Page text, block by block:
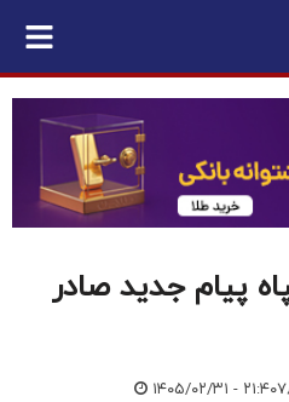
پیام جدید صادر
۱۴۰۵/۰۲/۳۱ - ۲۱:۴۰